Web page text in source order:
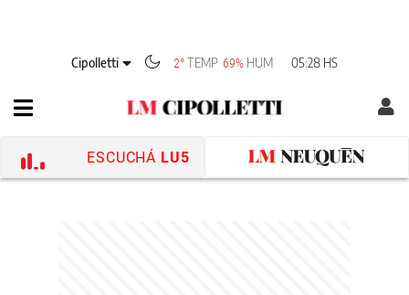
Cipolletti 2° TEMP 69% HUM 05:28 HS
ESCUCHÁ LU5